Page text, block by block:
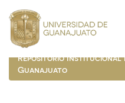
navigation
Repositorio Institucional
Guanajuato